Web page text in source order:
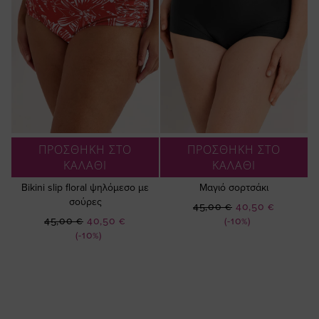
ΠΡΟΣΘΗΚΗ ΣΤΟ
ΚΑΛΑΘΙ
Bikini slip floral ψηλόμεσο με
σούρες
(-10%)
Ειδική
Τιμή
40,50 €
45,00 €
ΠΡΟΣΘΗΚΗ ΣΤΟ
ΚΑΛΑΘΙ
Μαγιό σορτσάκι
(-10%)
Ειδική
Τιμή
40,50 €
45,00 €